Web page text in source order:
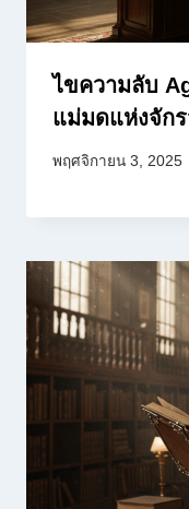
ไขความลับ
แม่มดแห่งจักร
พฤศจิกายน 3, 2025